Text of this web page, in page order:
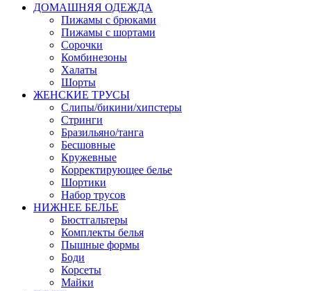
ДОМАШНЯЯ ОДЕЖДА
Пижамы с брюками
Пижамы с шортами
Сорочки
Комбинезоны
Халаты
Шорты
ЖЕНСКИЕ ТРУСЫ
Слипы/бикини/хипстеры
Стринги
Бразильяно/танга
Бесшовные
Кружевные
Корректирующее белье
Шортики
Набор трусов
НИЖНЕЕ БЕЛЬЕ
Бюстгальтеры
Комплекты белья
Пышные формы
Боди
Корсеты
Майки